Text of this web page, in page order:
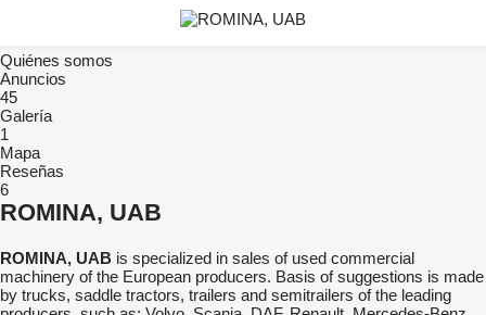
Quiénes somos
Anuncios
45
Galería
1
Mapa
Reseñas
6
ROMINA, UAB
ROMINA, UAB is specialized in sales of used commercial
machinery of the European producers. Basis of suggestions is made
by trucks, saddle tractors, trailers and semitrailers of the leading